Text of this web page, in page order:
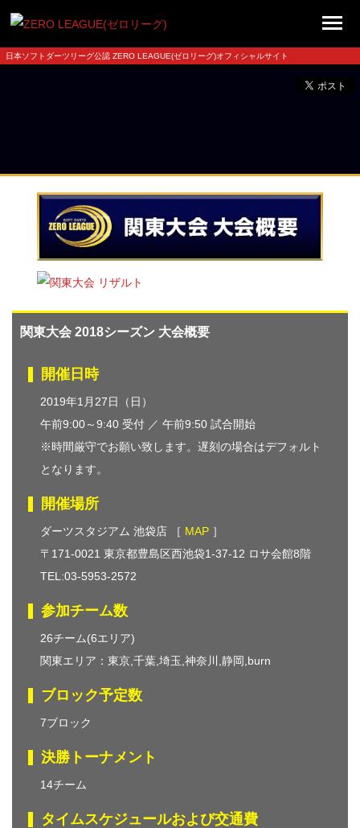
日本ソフトダーツリーグ公認 ZERO LEAGUE(ゼロリーグ)オフィシャルサイト
関東大会 2018シーズン 大会概要
開催日時
2019年1月27日（日）
午前9:00～9:40 受付 ／ 午前9:50 試合開始
※時間厳守でお願い致します。遅刻の場合はデフォルト
となります。
開催場所
ダーツスタジアム 池袋店 ［ MAP ］
〒171-0021 東京都豊島区西池袋1-37-12 ロサ会館8階
TEL:03-5953-2572
参加チーム数
26チーム(6エリア)
関東エリア：東京,千葉,埼玉,神奈川,静岡,burn
ブロック予定数
7ブロック
決勝トーナメント
14チーム
タイムスケジュールおよび交通費